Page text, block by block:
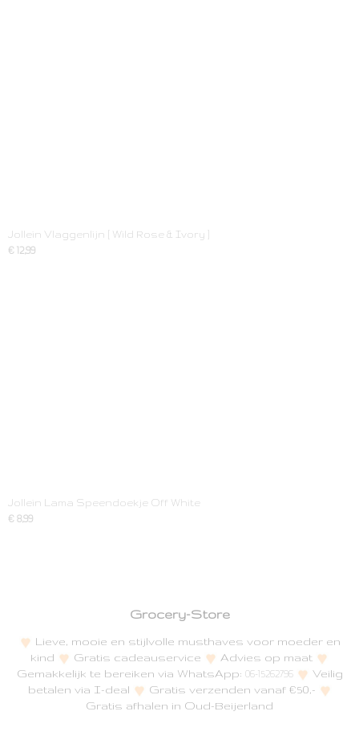
Jollein Vlaggenlijn [ Wild Rose & Ivory ]
€ 12,99
Jollein Lama Speendoekje Off White
€ 8,99
Grocery-Store
Lieve, mooie en stijlvolle musthaves voor moeder en
kind
Gratis cadeauservice
Advies op maat
Gemakkelijk te bereiken via WhatsApp: 06-15262796
Veilig
betalen via I-deal
Gratis verzenden vanaf €50,-
Gratis afhalen in Oud-Beijerland